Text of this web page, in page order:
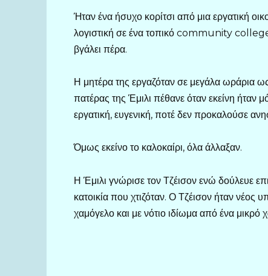
Ήταν ένα ήσυχο κορίτσι από μια εργατική
λογιστική σε ένα τοπικό community college
βγάλει πέρα.
Η μητέρα της εργαζόταν σε μεγάλα ωράρια
πατέρας της Έμιλι πέθανε όταν εκείνη ήταν
εργατική, ευγενική, ποτέ δεν προκαλούσε
Όμως εκείνο το καλοκαίρι, όλα άλλαξαν.
Η Έμιλι γνώρισε τον Τζέισον ενώ δούλευε
κατοικία που χτιζόταν. Ο Τζέισον ήταν
χαμόγελο και με νότιο ιδίωμα από ένα